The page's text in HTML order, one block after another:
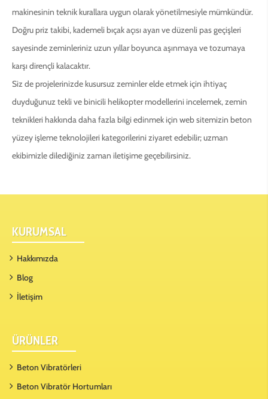
makinesinin teknik kurallara uygun olarak yönetilmesiyle mümkündür.
Doğru priz takibi, kademeli bıçak açısı ayarı ve düzenli pas geçişleri
sayesinde zeminleriniz uzun yıllar boyunca aşınmaya ve tozumaya
karşı dirençli kalacaktır.
Siz de projelerinizde kusursuz zeminler elde etmek için ihtiyaç
duyduğunuz tekli ve binicili helikopter modellerini incelemek, zemin
teknikleri hakkında daha fazla bilgi edinmek için web sitemizin beton
yüzey işleme teknolojileri kategorilerini ziyaret edebilir; uzman
ekibimizle dilediğiniz zaman iletişime geçebilirsiniz.
KURUMSAL
Hakkımızda
Blog
İletişim
ÜRÜNLER
Beton Vibratörleri
Beton Vibratör Hortumları